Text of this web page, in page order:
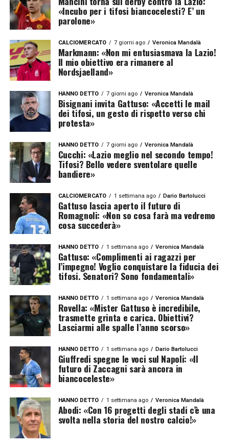
«Incubo per i tifosi biancocelesti? E’ un
parolone»
CALCIOMERCATO 7 giorni ago Veronica Mandalà
Markmann: «Non mi entusiasmava la Lazio!
Il mio obiettivo era rimanere al
Nordsjaelland»
HANNO DETTO 7 giorni ago Veronica Mandalà
Bisignani invita Gattuso: «Accetti le mail
dei tifosi, un gesto di rispetto verso chi
protesta»
HANNO DETTO 7 giorni ago Veronica Mandalà
Cucchi: «Lazio meglio nel secondo tempo!
Tifosi? Bello vedere sventolare quelle
bandiere»
CALCIOMERCATO 1 settimana ago Dario Bartolucci
Gattuso lascia aperto il futuro di
Romagnoli: «Non so cosa farà ma vedremo
cosa succederà»
HANNO DETTO 1 settimana ago Veronica Mandalà
Gattuso: «Complimenti ai ragazzi per
l’impegno! Voglio conquistare la fiducia dei
tifosi. Senatori? Sono fondamentali»
HANNO DETTO 1 settimana ago Veronica Mandalà
Rovella: «Mister Gattuso è incredibile,
trasmette grinta e carica. Obiettivi?
Lasciarmi alle spalle l’anno scorso»
HANNO DETTO 1 settimana ago Dario Bartolucci
Giuffredi spegne le voci sul Napoli: «Il
futuro di Zaccagni sarà ancora in
biancoceleste»
HANNO DETTO 1 settimana ago Veronica Mandalà
Abodi: «Con 16 progetti degli stadi c’è una
svolta nella storia del nostro calcio!»